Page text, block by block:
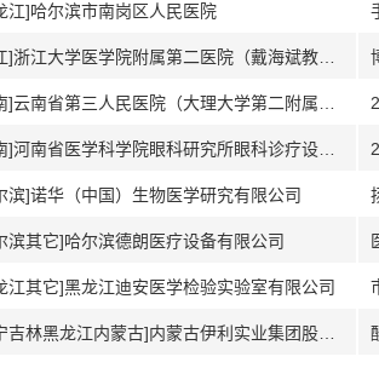
江]哈尔滨市南岗区人民医院
滨]诺华（中国）生物医学研究有限公司
滨其它]哈尔滨德朗医疗设备有限公司
江其它]黑龙江迪安医学检验实验室有限公司